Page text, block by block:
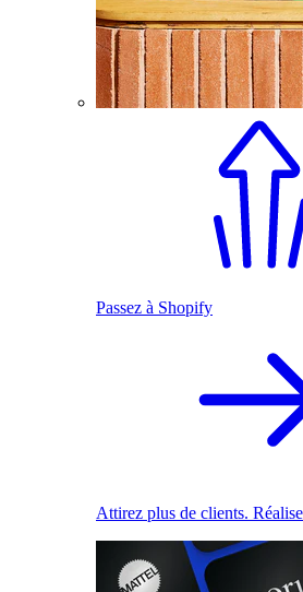
Passez à Shopify
Attirez plus de clients.